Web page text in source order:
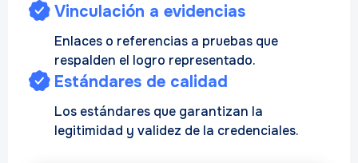
Vinculación a evidencias
Enlaces o referencias a pruebas que
respalden el logro representado.
Estándares de calidad
Los estándares que garantizan la
legitimidad y validez de la credenciales.